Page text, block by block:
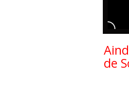
de